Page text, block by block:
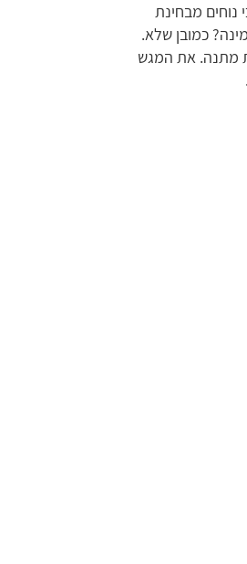
מבחינת
כמובן שלא.
מתנה. את המגש